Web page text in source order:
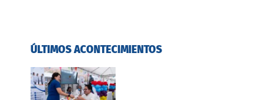
ÚLTIMOS ACONTECIMIENTOS